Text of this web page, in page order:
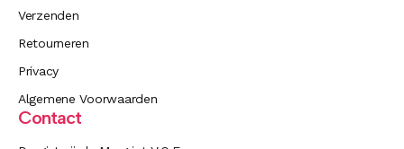
Verzenden
Retourneren
Privacy
Algemene Voorwaarden
Contact